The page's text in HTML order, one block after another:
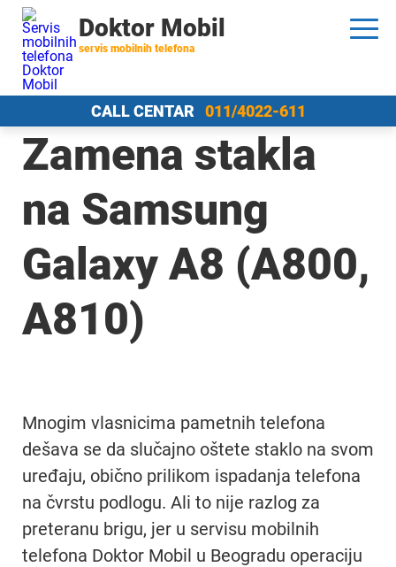
Doktor Mobil
servis mobilnih telefona
CALL CENTAR 011/4022-611
Zamena stakla
na Samsung
Galaxy A8 (A800,
A810)
Mnogim vlasnicima pametnih telefona
dešava se da slučajno oštete staklo na svom
uređaju, obično prilikom ispadanja telefona
na čvrstu podlogu. Ali to nije razlog za
preteranu brigu, jer u servisu mobilnih
telefona Doktor Mobil u Beogradu operaciju